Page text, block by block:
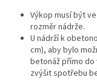
Výkop musí být
rozměr nádrže.
U nádrží k
cm), aby bylo
betonáž přímo do
zvýšit spotřebu